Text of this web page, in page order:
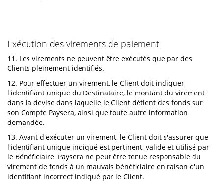
Exécution des virements de paiement
11. Les virements ne peuvent être exécutés que par des
Clients pleinement identifiés.
12. Pour effectuer un virement, le Client doit indiquer
l'identifiant unique du Destinataire, le montant du virement
dans la devise dans laquelle le Client détient des fonds sur
son Compte Paysera, ainsi que toute autre information
demandée.
13. Avant d'exécuter un virement, le Client doit s'assurer que
l'identifiant unique indiqué est pertinent, valide et utilisé par
le Bénéficiaire. Paysera ne peut être tenue responsable du
virement de fonds à un mauvais bénéficiaire en raison d'un
identifiant incorrect indiqué par le Client.